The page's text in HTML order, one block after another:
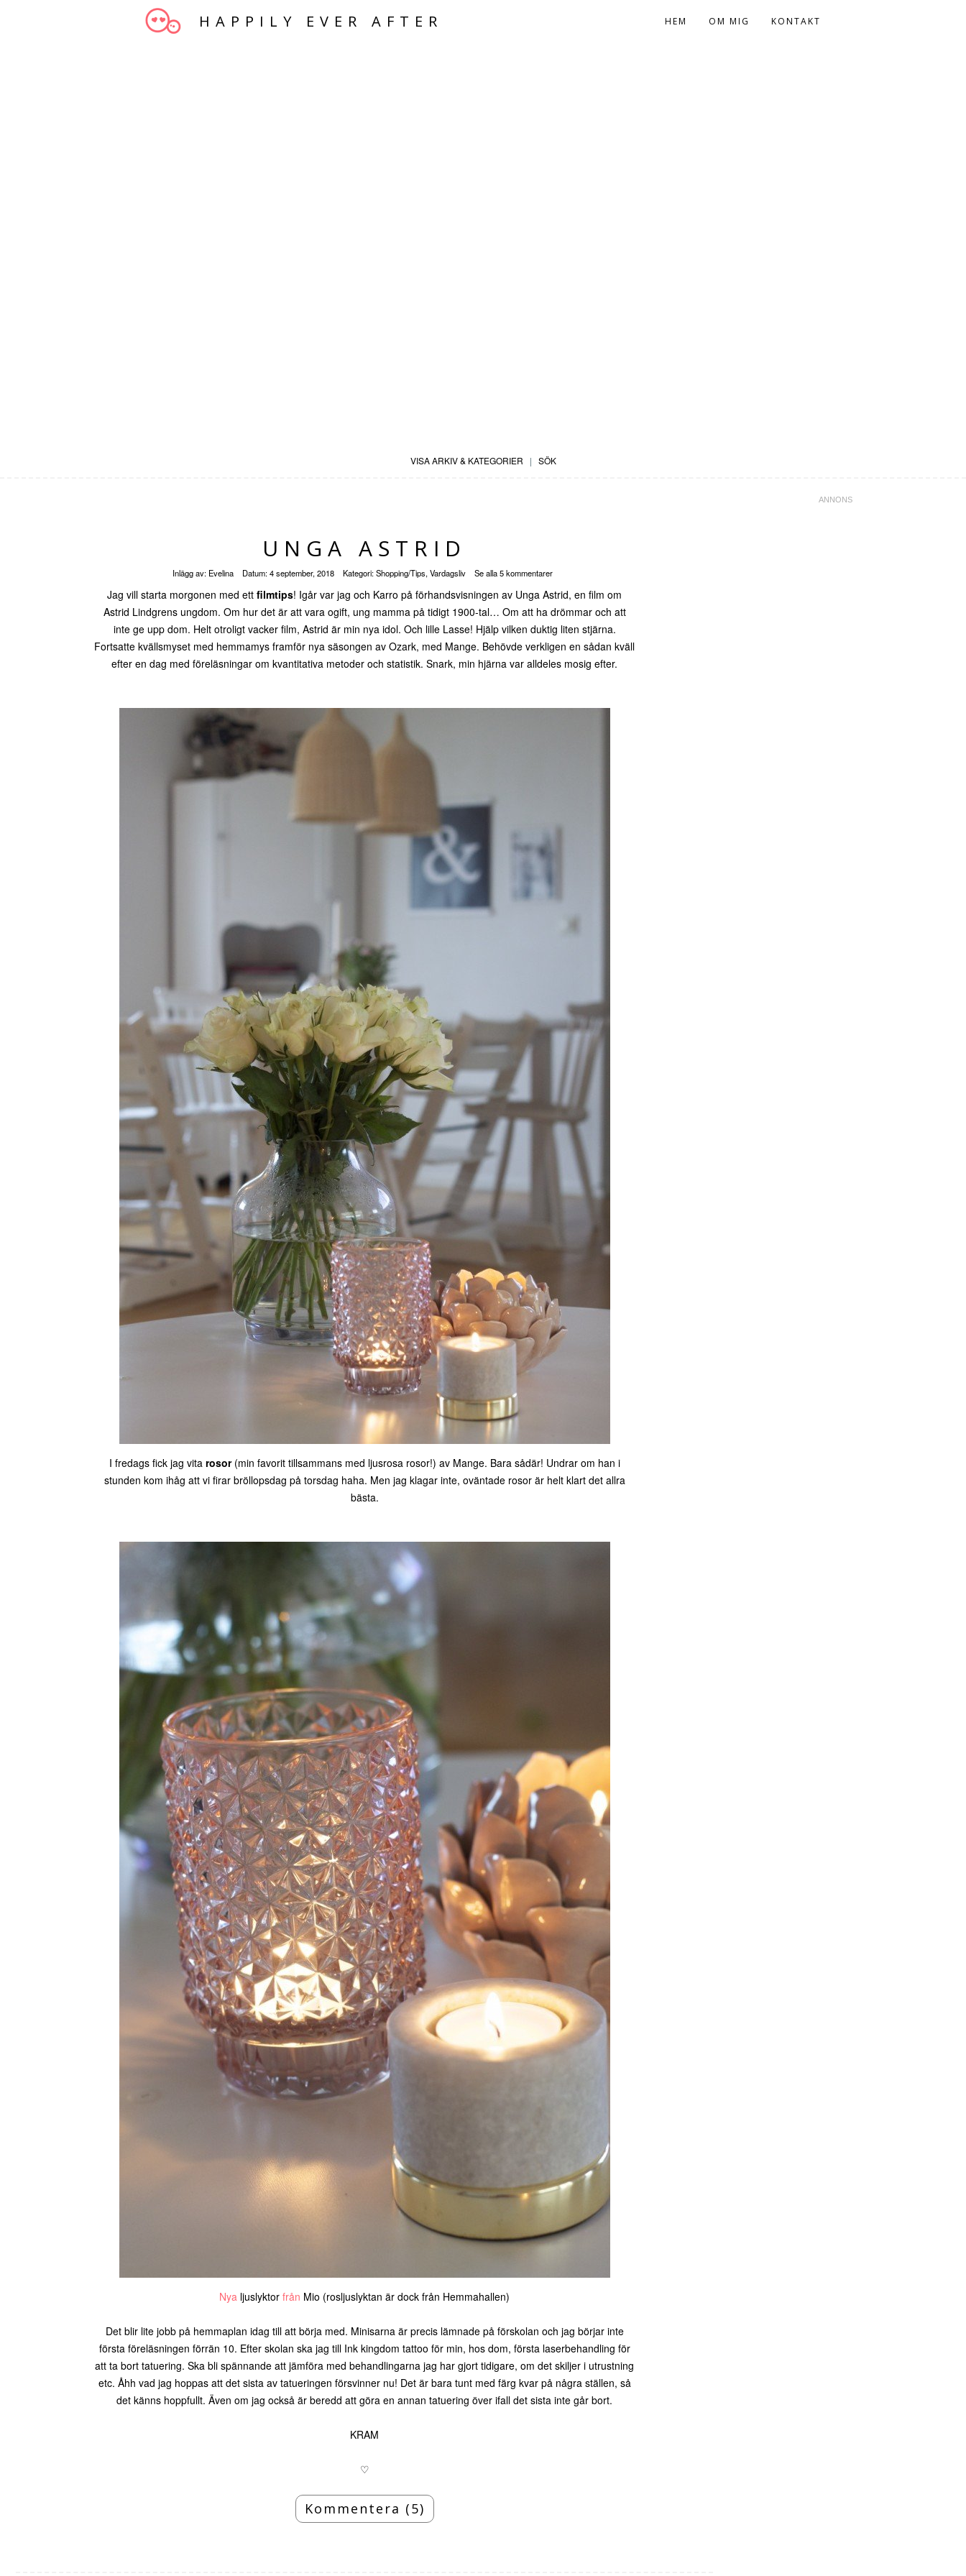
HAPPILY EVER AFTER HEM OM MIG KONTAKT
VISA ARKIV & KATEGORIER | SÖK
UNGA ASTRID
Inlägg av: Evelina Datum:4 september, 2018 Kategori:Shopping/Tips, Vardagsliv Se alla 5 kommentarer
Jag vill starta morgonen med ett filmtips! Igår var jag och Karro på förhandsvisningen av Unga Astrid, en film om
Astrid Lindgrens ungdom. Om hur det är att vara ogift, ung mamma på tidigt 1900-tal… Om att ha drömmar och att
inte ge upp dom. Helt otroligt vacker film, Astrid är min nya idol. Och lille Lasse! Hjälp vilken duktig liten stjärna.
Fortsatte kvällsmyset med hemmamys framför nya säsongen av Ozark, med Mange. Behövde verkligen en sådan kväll
efter en dag med föreläsningar om kvantitativa metoder och statistik. Snark, min hjärna var alldeles mosig efter.
I fredags fick jag vita rosor(min favorit tillsammans med ljusrosa rosor!) av Mange. Bara sådär! Undrar om han i
stunden kom ihåg att vi firar bröllopsdag på torsdag haha. Men jag klagar inte, oväntade rosor är helt klart det allra
bästa.
Nya ljuslyktor från Mio (rosljuslyktan är dock från Hemmahallen)
Det blir lite jobb på hemmaplan idag till att börja med. Minisarna är precis lämnade på förskolan och jag börjar inte
första föreläsningen förrän 10. Efter skolan ska jag till Ink kingdom tattoo för min, hos dom, första laserbehandling för
att ta bort tatuering. Ska bli spännande att jämföra med behandlingarna jag har gjort tidigare, om det skiljer i utrustning
etc. Åhh vad jag hoppas att det sista av tatueringen försvinner nu! Det är bara tunt med färg kvar på några ställen, så
det känns hoppfullt. Även om jag också är beredd att göra en annan tatuering över ifall det sista inte går bort.
KRAM
♡
Kommentera (5)